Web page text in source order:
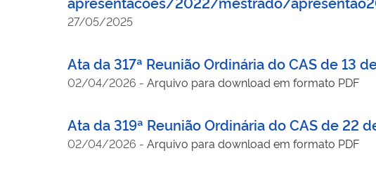
27/05/2025
Ata da 317ª Reunião Ordinária do CAS de 13
02/04/2026 - Arquivo para download em formato PDF
Ata da 319ª Reunião Ordinária do CAS de 22
02/04/2026 - Arquivo para download em formato PDF